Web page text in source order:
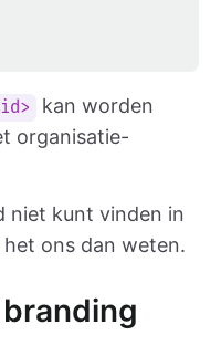
kan worden
organisatie-
niet kunt vinden in
het ons dan weten.